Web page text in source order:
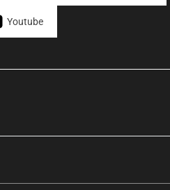
Youtube